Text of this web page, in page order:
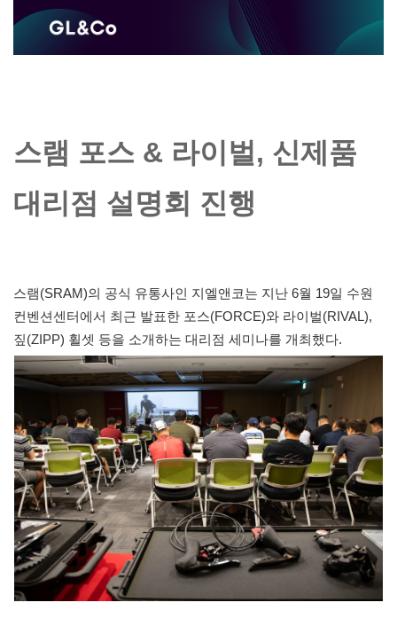
스램 포스 & 라이벌, 신제품
대리점 설명회 진행
스램(SRAM)의 공식 유통사인 지엘앤코는 지난 6월 19일 수원
컨벤션센터에서 최근 발표한 포스(FORCE)와 라이벌(RIVAL),
짚(ZIPP) 휠셋 등을 소개하는 대리점 세미나를 개최했다.